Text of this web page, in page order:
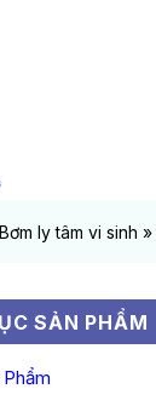
Bơm ly tâm vi sinh »
SẢN PHẨM